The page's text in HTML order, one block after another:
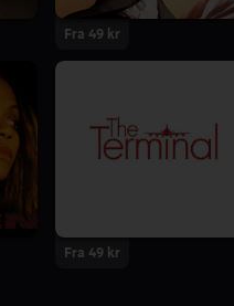
Fra 49 kr
Fra 49 kr